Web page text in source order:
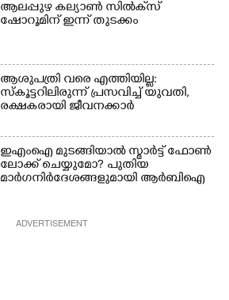
ആലപ്പുഴ കല്യാൺ സിൽക്‌സ്
ഷോറൂമിന് ഇന്ന് തുടക്കം
ആശുപത്രി വരെ എത്തിയില്ല:
സ്കൂട്ടറിലിരുന്ന് പ്രസവിച്ച് യുവതി,
രക്ഷകരായി ജീവനക്കാർ
ഇഎംഐ മുടങ്ങിയാൽ സ്മാർട്ട് ഫോൺ
ലോക്ക് ചെയ്യുമോ? പുതിയ
മാർഗനിർദേശങ്ങളുമായി ആർബിഐ
ADVERTISEMENT